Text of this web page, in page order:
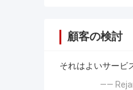
顧客の検討
それはよいサービ
——